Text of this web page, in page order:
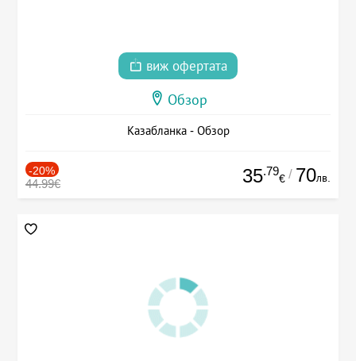
виж офертата
Обзор
Казабланка - Обзор
-20%
44.99€ 35.79
€ / 70лв.